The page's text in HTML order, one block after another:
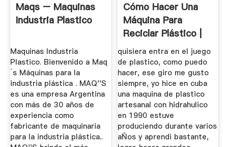
Maqs – Maquinas
Industria Plastico
Maquinas Industria
Plastico. Bienvenido a Maq
´s Máquinas para la
industria plástica . MAQ''S
es una empresa Argentina
con más de 30 años de
experiencia como
fabricante de maquinaria
para la industria plástica..
Cómo Hacer Una
Máquina Para
Reciclar Plástico |
OVACEN
quisiera entra en el juego
de plastico, como puedo
hacer, ese giro me gusto
siempre, yo hice en cuba
una maquina de plastico
artesanal con hidrahulico
en 1990 estuve
produciendo durante varios
aÑos y aprendi bastante,